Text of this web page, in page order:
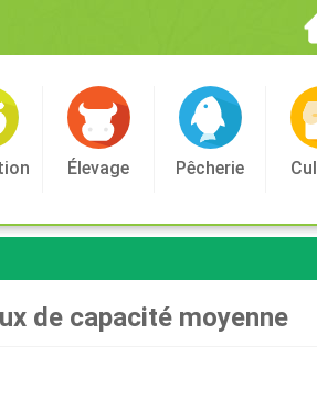
Élevage Pêcherie
de capacité moyenne